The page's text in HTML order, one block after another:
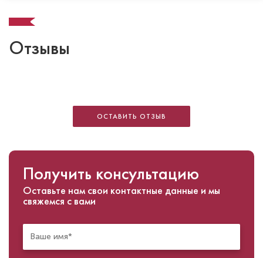
Отзывы
ОСТАВИТЬ ОТЗЫВ
Получить консультацию
Оставьте нам свои контактные данные и мы
свяжемся с вами